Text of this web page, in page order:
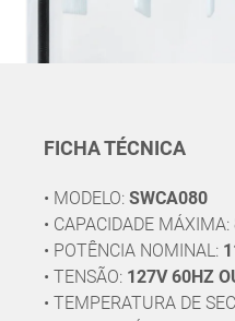
FICHA TÉCNICA
• MODELO: SWCA080
• CAPACIDADE MÁXIMA:
• POTÊNCIA NOMINAL:
• TENSÃO: 127V 60HZ
• TEMPERATURA DE